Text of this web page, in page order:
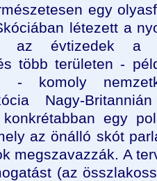
egy
létezett a
az évtizedek a
több területen -
- komoly
Nagy-
egy
az önálló skót
megszavazzák. A
(az